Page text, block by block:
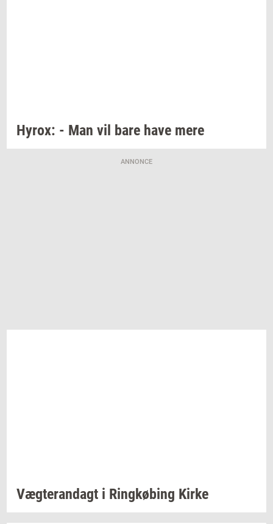
Hyrox: - Man vil bare have mere
ANNONCE
Væg­te­ran­dagt i Ring­kø­bing Kirke